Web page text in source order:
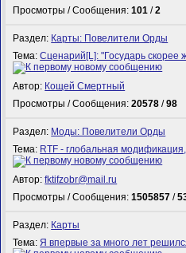
Просмотры / Сообщения:101 /2
Раздел: Карты: Повелители Орды
Тема:Сценарий[L]: "Государь скорее
Автор: Кощей Смертный
Просмотры / Сообщения:20578 /98
Раздел: Моды: Повелители Орды
Тема: RTF - глобальная
Автор:fktifzobr@mail.ru
Просмотры / Сообщения:1505857 /
Раздел: Карты
Тема:Я впервые за много лет